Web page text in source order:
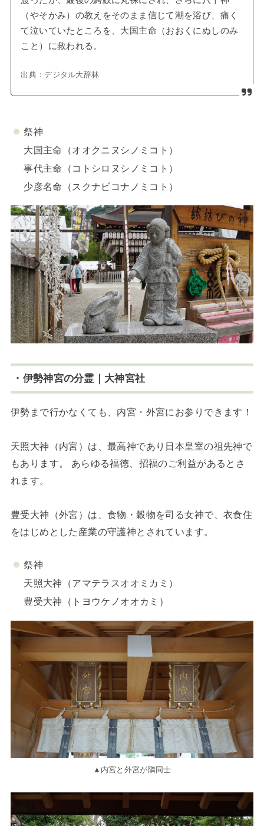
（やそかみ）の教えをそのまま信じて潮を浴び、痛く
て泣いていたところを、大国主命（おおくにぬしのみ
こと）に救われる。
出典：デジタル大辞林
祭神
大国主命（オオクニヌシノミコト）
事代主命（コトシロヌシノミコト）
少彦名命（スクナビコナノミコト）
・伊勢神宮の分霊｜大神宮社
伊勢まで行かなくても、内宮・外宮にお参りできます！
天照大神（内宮）は、最高神であり日本皇室の祖先神で
もあります。 あらゆる福徳、招福のご利益があるとさ
れます。
豊受大神（外宮）は、食物・穀物を司る女神で、衣食住
をはじめとした産業の守護神とされています。
祭神
天照大神（アマテラスオオミカミ）
豊受大神（トヨウケノオオカミ）
▲内宮と外宮が隣同士